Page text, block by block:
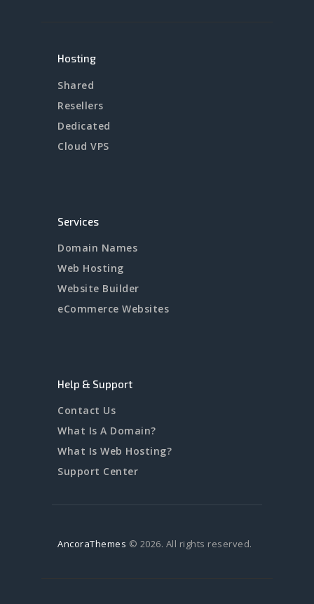
Hosting
Shared
Resellers
Dedicated
Cloud VPS
Services
Domain Names
Web Hosting
Website Builder
eCommerce Websites
Help & Support
Contact Us
What Is A Domain?
What Is Web Hosting?
Support Center
AncoraThemes © 2026. All rights reserved.